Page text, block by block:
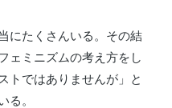
にたくさんいる。その結
ェミニズムの考え方をし
トではありませんが」と
る。